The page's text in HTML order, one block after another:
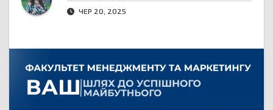
ЧЕР 20, 2025